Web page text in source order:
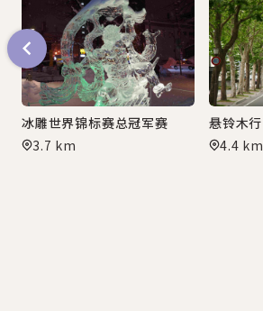
冰雕世界锦标赛总冠军赛
3.7 km
悬铃木行
4.4 km